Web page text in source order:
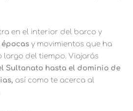
en el interior del barco y
y movimientos que ha
largo del tiempo. Viajarás
Sultanato hasta el dominio de
así como te acerca al